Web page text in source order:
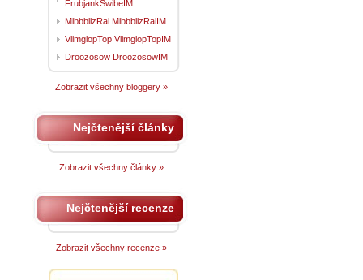
FrubjankSwibeIM
MibbblizRal MibbblizRalIM
VlimglopTop VlimglopTopIM
Droozosow DroozosowIM
Zobrazit všechny bloggery »
Nejčtenější články
Zobrazit všechny články »
Nejčtenější recenze
Zobrazit všechny recenze »